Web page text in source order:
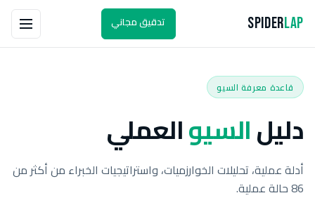
SpiderLap تدقيق مجاني
قاعدة معرفة السيو
دليلالسيوالعملي
أدلة عملية، تحليلات الخوارزميات، واستراتيجيات الخبراء من أكثر من
86 حالة عملية.